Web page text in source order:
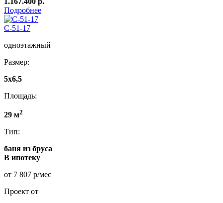
Подробнее
C-51-17
одноэтажный
Размер:
5x6,5
Площадь:
29 м2
Тип:
баня из бруса
В ипотеку
от 7 807 р/мес
Проект от